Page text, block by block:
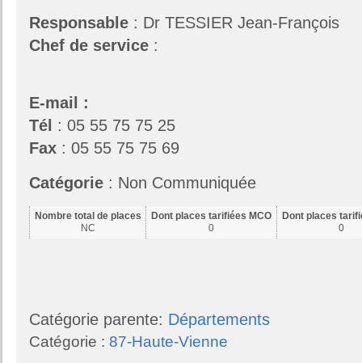
Responsable : Dr TESSIER Jean-François
Chef de service :
E-mail :
Tél : 05 55 75 75 25
Fax : 05 55 75 75 69
Catégorie : Non Communiquée
Nombre total de places
NC
Dont places tarifiées MCO
0
Dont places
0
Catégorie parente: Départements
Catégorie : 87-Haute-Vienne